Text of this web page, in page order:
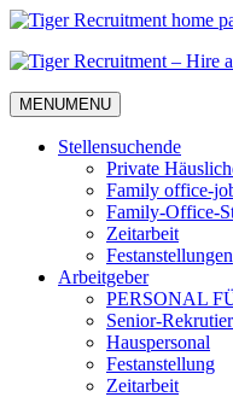
Skip
Content
MENUMENU
Stellensuchende
Private
Family office-
Family-Office-
Zeitarbeit
Festanstellungen
Arbeitgeber
PERSONAL
Senior-
Hauspersonal
Festanstellung
Zeitarbeit